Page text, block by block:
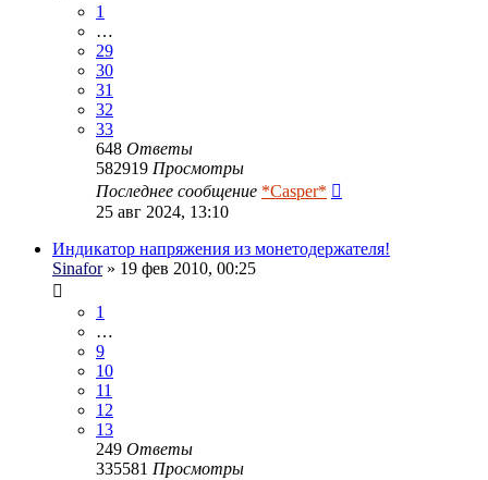
1
…
29
30
31
32
33
648 Ответы
582919 Просмотры
Последнее сообщение *Casper*
25 авг 2024, 13:10
Индикатор напряжения из монетодержателя!
Sinafor» 19 фев 2010, 00:25
1
…
9
10
11
12
13
249 Ответы
335581 Просмотры